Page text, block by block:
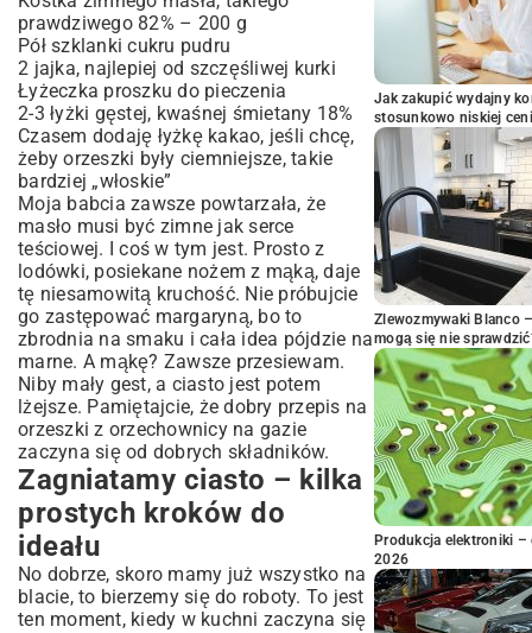
prawdziwego 82% – 200 g
Pół szklanki cukru pudru
2 jajka, najlepiej od szczęśliwej kurki
Łyżeczka proszku do pieczenia
2-3 łyżki gęstej, kwaśnej śmietany 18%
Czasem dodaję łyżkę kakao, jeśli chcę,
żeby orzeszki były ciemniejsze, takie
bardziej „włoskie”
Moja babcia zawsze powtarzała, że
masło musi być zimne jak serce
teściowej. I coś w tym jest. Prosto z
lodówki, posiekane nożem z mąką, daje
tę niesamowitą kruchość. Nie próbujcie
go zastępować margaryną, bo to
zbrodnia na smaku i cała idea pójdzie na
marne. A mąkę? Zawsze przesiewam.
Niby mały gest, a ciasto jest potem
lżejsze. Pamiętajcie, że dobry przepis na
orzeszki z orzechownicy na gazie
zaczyna się od dobrych składników.
Zagniatamy ciasto – kilka
prostych kroków do
ideału
No dobrze, skoro mamy już wszystko na
blacie, to bierzemy się do roboty. To jest
ten moment, kiedy w kuchni zaczyna się
Jak zakupić wydajny
stosunkowo niskiej
Zlewozmywaki Blanco
mogą się nie
Produkcja elektroniki –
2026